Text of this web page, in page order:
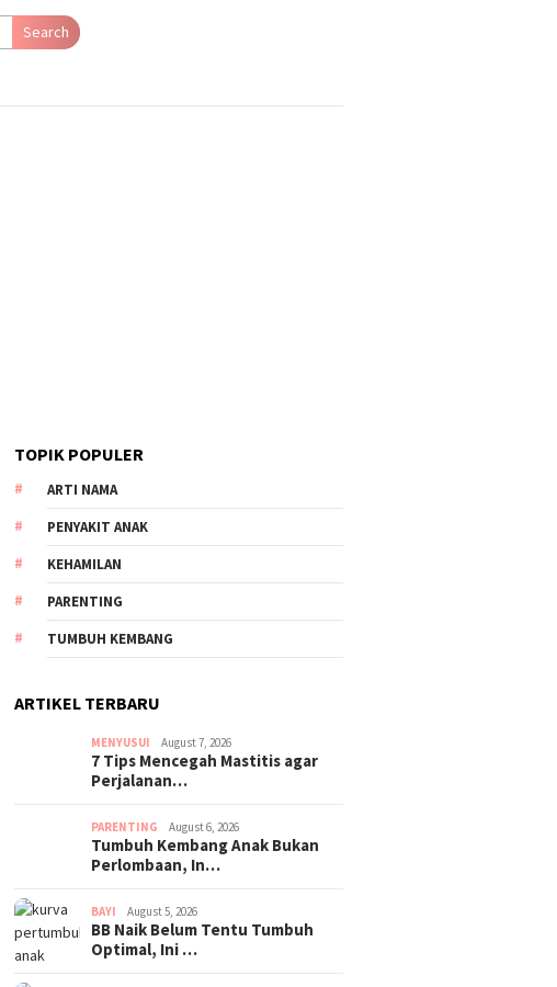
Search
TOPIK POPULER
ARTI NAMA
PENYAKIT ANAK
KEHAMILAN
PARENTING
TUMBUH KEMBANG
ARTIKEL TERBARU
MENYUSUI August 7, 2026
7 Tips Mencegah Mastitis agar
Perjalanan…
PARENTING August 6, 2026
Tumbuh Kembang Anak Bukan
Perlombaan, In…
BAYI August 5, 2026
BB Naik Belum Tentu Tumbuh
Optimal, Ini …